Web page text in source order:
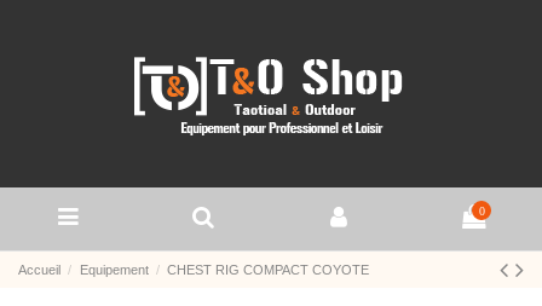
0
Accueil Equipement CHEST RIG COMPACT COYOTE